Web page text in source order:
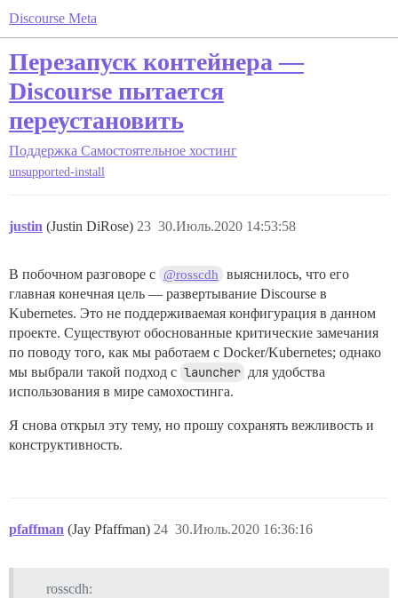
Discourse Meta
Перезапуск контейнера —
Discourse пытается
переустановить
Поддержка Самостоятельное хостинг
unsupported-install
justin (Justin DiRose) 30.Июль.2020 14:53:58
23
В побочном разговоре с @rosscdh
выяснилось, что его
главная конечная цель — развертывание Discourse в
Kubernetes. Это не поддерживаемая конфигурация в данном
проекте. Существуют обоснованные критические замечания
по поводу того, как мы работаем с Docker/Kubernetes; однако
мы выбрали такой подход с launcher для удобства
использования в мире самохостинга.
Я снова открыл эту тему, но прошу сохранять вежливость и
конструктивность.
pfaffman (Jay Pfaffman) 30.Июль.2020 16:36:16
24
rosscdh: